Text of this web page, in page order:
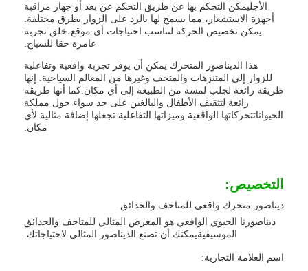
الأجليمكن التحكم بها عن طريق التحكم عن بعد أو جهاز مراقبة
أجهزة الاستشعار، مما يسمح لها بالرد على الزوار بطرق مختلفة.
يمكن تخصيص الحركة لتناسب احتياجات أي موقع،خلق تجربة
غامرة حقا للسياح.
هذا الديناصور المتحرك يمكن أن يوفر تجربة واقعية وتفاعلية
للزوار إلى المتنزهات والمتحف وغيرها من المعالم السياحية. إنها
طريقة رائعة لجلب لمسة من الطبيعة إلى أي مكان.كما أنها طريقة
رائعة لتثقيف الأطفال والبالغين على حد سواء حول مملكة
الحيواناتتحركاتها الواقعية وميزاتها التفاعلية تجعلها إضافة مثالية لأي
مكان.
التخصيص:
ديناصور متحرك واقعي للمتاحف والحدائق
ديناصورنا الحيوي الواقعي هو المعرض المثالي للمتاحف والحدائق
الموسيقيةيمكنك أن تصنع الديناصور المثالي لاحتياجاتك.
اسم العلامة التجارية: